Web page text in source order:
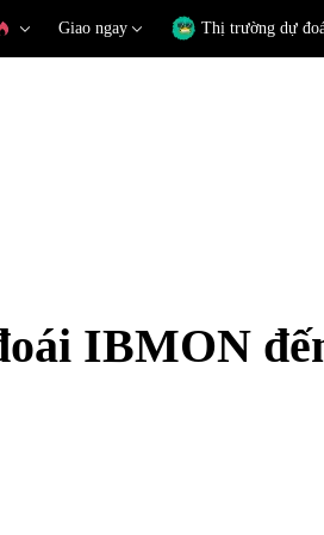
Giao ngay Thị trường dự
IBMON